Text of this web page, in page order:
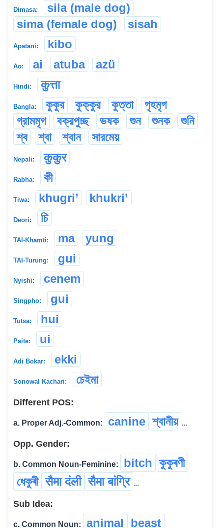
Dimasa:
sila (male dog)
sima (female dog)
sisah
Apatani: kibo
Ao: ai atuba azü
Hindi: कुत्ता
Bangla: কুকুর কুক্কুর কুত্তা
গৃহমৃগ
গ্রামমৃগ
বক্রপুচ্ছ ভষক শুন শুনক
শুনি
শ্ব
শ্বা শ্বান সারমেয়
Nepali: कुकुर
Rabha: কী
Tiwa: khugri’ khukri’
Deori: চি
TAI-Khamti: ma yung
TAI-Turung: gui
Nyishi: cenem
Singpho: gui
Tutsa: hui
Paite: ui
Adi Bokar: ekki
Sonowal Kachari: চেইমা
Different POS:
a. Proper Adj.-Common: canine শ্বানীয় ...
Opp. Gender:
b. Common Noun-Feminine: bitch কুকুৰণী
ধেকুৰী सैमा दंली सैमा बांग्रि ...
Sub Idea:
c. Common Noun: animal beast